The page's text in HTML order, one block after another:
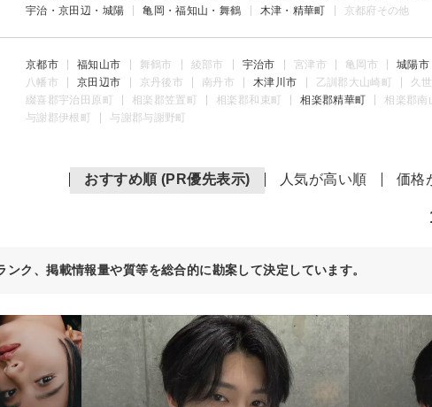
宇治・京田辺・城陽
亀岡・福知山・舞鶴 木津・精華町 京都府その他
京都市 福知山市 舞鶴市 綾部市 宇治市 宮津市 亀岡市 城陽市
八幡市
京田辺市 京丹後市 南丹市 木津川市 乙訓郡大山崎町 久
綴喜郡宇治田原町
相楽郡笠置町 相楽郡和束町 相楽郡精華町 相楽郡南
与謝郡伊根町
与謝郡与謝野町
おすすめ順 (PR優先表示) 人気が高い順 価格
ク、掲載情報量や質等を総合的に勘案して決定しています。